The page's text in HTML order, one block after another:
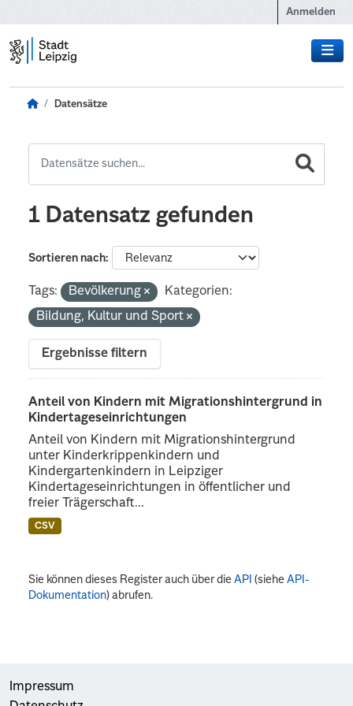
Anmelden
Datensätze
1 Datensatz gefunden
Sortieren nach
Tags: Bevölkerung
Kategorien:
Bildung, Kultur und Sport
Ergebnisse filtern
Anteil von Kindern mit Migrationshintergrund in
Kindertageseinrichtungen
Anteil von Kindern mit Migrationshintergrund
unter Kinderkrippenkindern und
Kindergartenkindern in Leipziger
Kindertageseinrichtungen in öffentlicher und
freier Trägerschaft...
CSV
Sie können dieses Register auch über dieAPI (sieheAPI-
Dokumentation) abrufen.
Impressum